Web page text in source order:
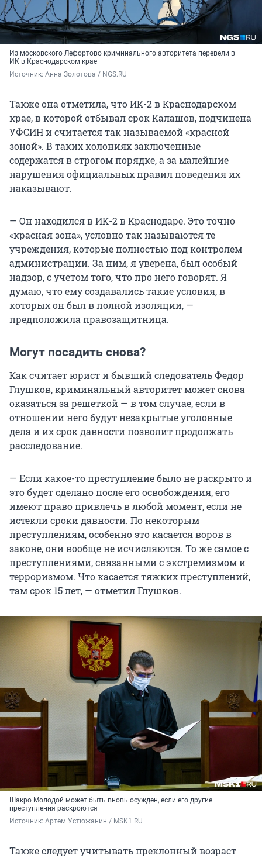
Из московского Лефортово криминального авторитета перевели в
ИК в Краснодарском крае
Источник: Анна Золотова / NGS.RU
Также она отметила, что ИК-2 в Краснодарском
крае, в которой отбывал срок Калашов, подчинена
УФСИН и считается так называемой «красной
зоной». В таких колониях заключенные
содержатся в строгом порядке, а за малейшие
нарушения официальных правил поведения их
наказывают.
— Он находился в ИК-2 в Краснодаре. Это точно
«красная зона», условно так называются те
учреждения, которые полностью под контролем
администрации. За ним, я уверена, был особый
надзор, с учетом того, что про него говорят. Я
думаю, что ему создавались такие условия, в
которых он был в полной изоляции, —
предположила правозащитница.
Могут посадить снова?
Как считает юрист и бывший следователь Федор
Глушков, криминальный авторитет может снова
оказаться за решеткой — в том случае, если в
отношении него будут незакрытые уголовные
дела и их срок давности позволит продолжать
расследование.
— Если какое-то преступление было не раскрыто и
это будет сделано после его освобождения, его
имеют право привлечь в любой момент, если не
истекли сроки давности. По некоторым
преступлениям, особенно это касается воров в
законе, они вообще не исчисляются. То же самое с
преступлениями, связанными с экстремизмом и
терроризмом. Что касается тяжких преступлений,
там срок 15 лет, — отметил Глушков.
Шакро Молодой может быть вновь осужден, если его другие
преступления раскроются
Источник: Артем Устюжанин / MSK1.RU
Также следует учитывать преклонный возраст